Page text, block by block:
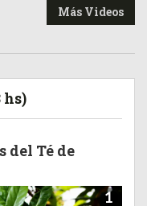
Más Videos
hs)
del Té de
1